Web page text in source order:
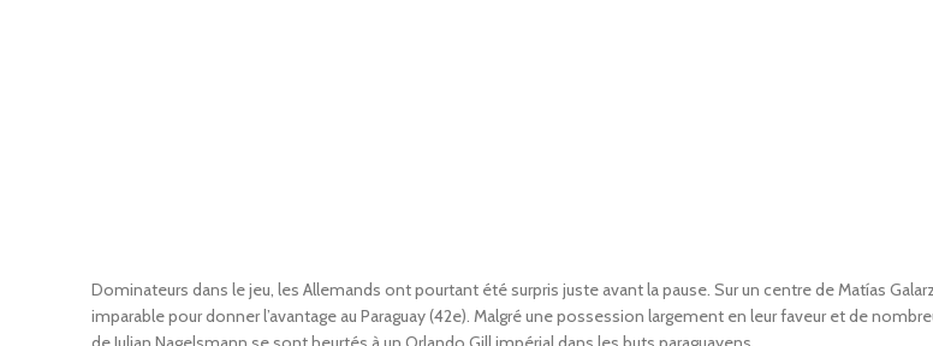
Dominateurs dans le jeu, les Allemands ont pourtant été surpris juste avant la pause. Sur un centre de Matías
imparable pour donner l’avantage au Paraguay (42e). Malgré une possession largement en leur faveur et de